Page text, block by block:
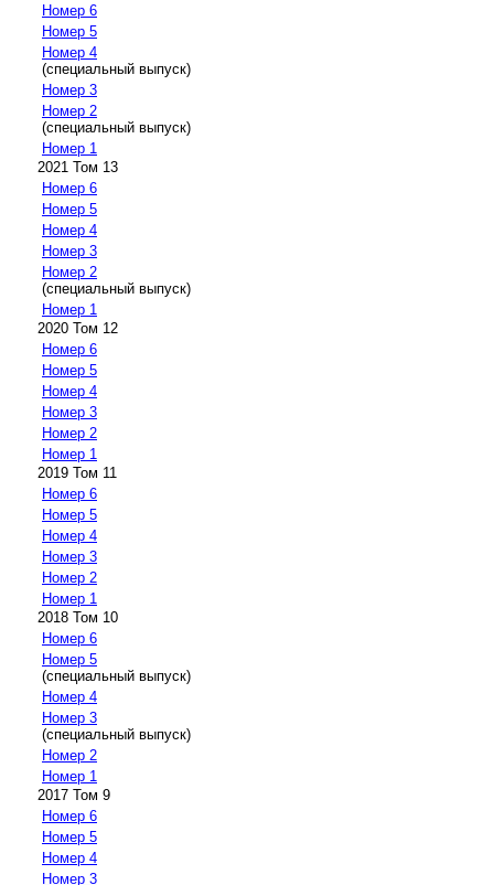
Номер 6
Номер 5
Номер 4
(специальный выпуск)
Номер 3
Номер 2
(специальный выпуск)
Номер 1
2021 Том 13
Номер 6
Номер 5
Номер 4
Номер 3
Номер 2
(специальный выпуск)
Номер 1
2020 Том 12
Номер 6
Номер 5
Номер 4
Номер 3
Номер 2
Номер 1
2019 Том 11
Номер 6
Номер 5
Номер 4
Номер 3
Номер 2
Номер 1
2018 Том 10
Номер 6
Номер 5
(специальный выпуск)
Номер 4
Номер 3
(специальный выпуск)
Номер 2
Номер 1
2017 Том 9
Номер 6
Номер 5
Номер 4
Номер 3